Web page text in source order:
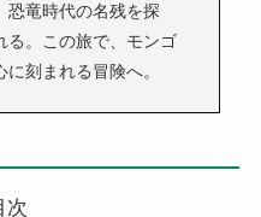
内
料理？
恐竜時代の名残を探
る。この旅で、モンゴ
刻まれる冒険へ。
次